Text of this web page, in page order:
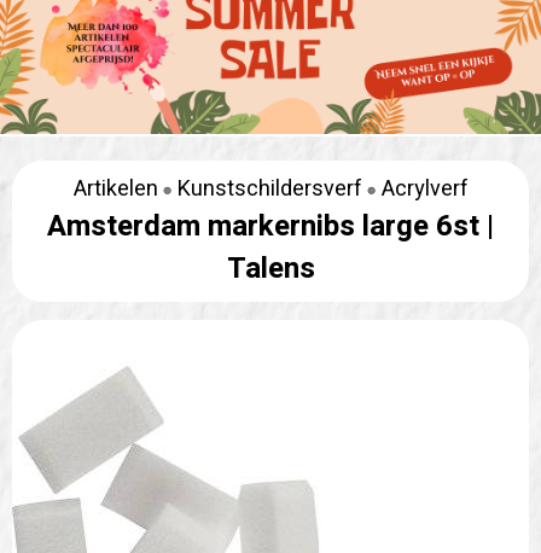
Artikelen Kunstschildersverf Acrylverf
Amsterdam markernibs large 6st |
Talens